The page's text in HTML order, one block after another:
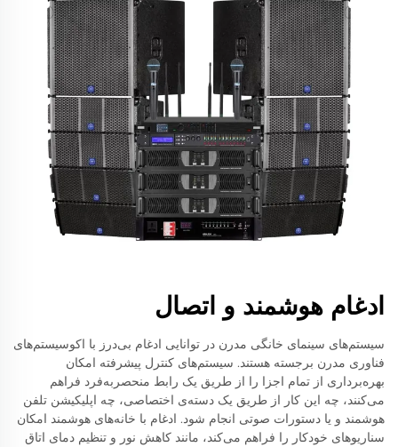
ادغام هوشمند و اتصال
سیستم‌های سینمای خانگی مدرن در توانایی ادغام بی‌درز با اکوسیستم‌های
فناوری مدرن برجسته هستند. سیستم‌های کنترل پیشرفته امکان
بهره‌برداری از تمام اجزا را از طریق یک رابط منحصربه‌فرد فراهم
می‌کنند، چه این کار از طریق یک دسته‌ی اختصاصی، چه اپلیکیشن تلفن
هوشمند و یا دستورات صوتی انجام شود. ادغام با خانه‌های هوشمند امکان
سناریوهای خودکار را فراهم می‌کند، مانند کاهش نور و تنظیم دمای اتاق